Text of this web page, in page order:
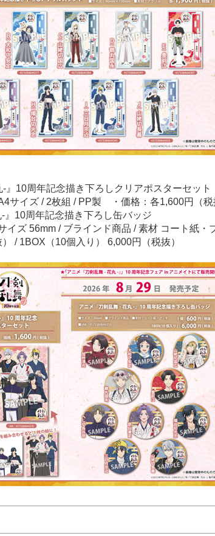
10周年記念描き下ろしクリアポスターセット
サイズ / 2枚組 / PP製 ・価格：各1,600円（税
10周年記念描き下ろし缶バッジ
イズ 56mm / ブラインド商品 / 素材 コート紙・
/ 1BOX（10個入り） 6,000円（税抜）